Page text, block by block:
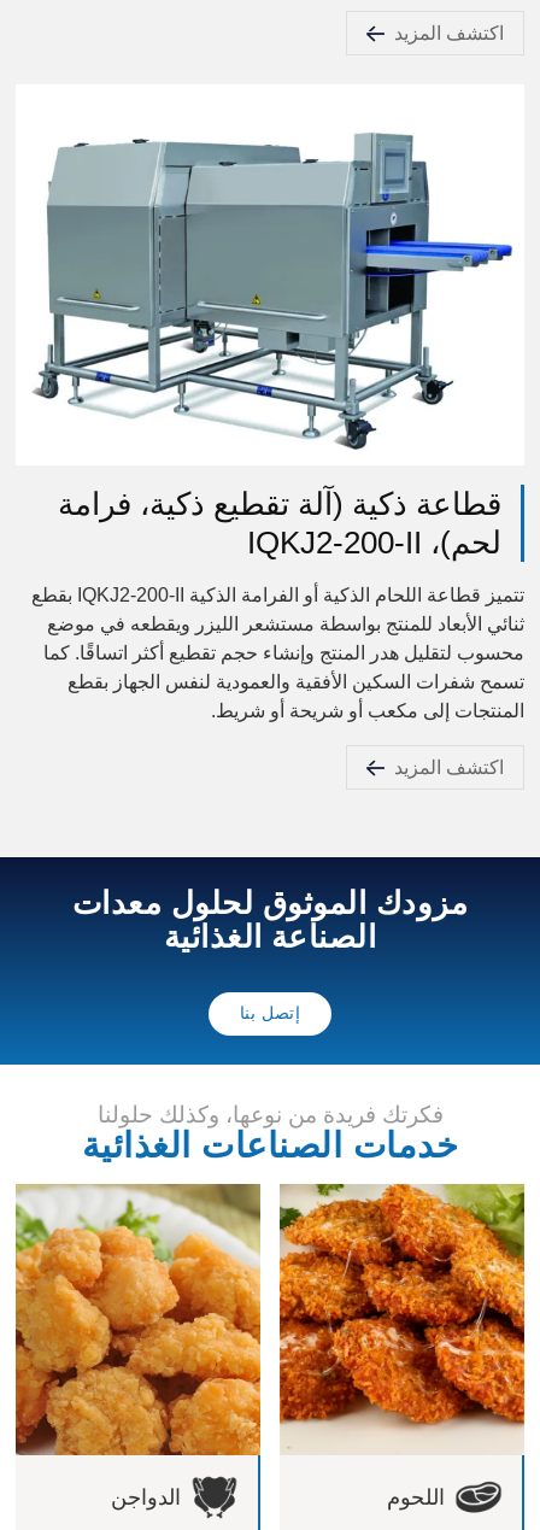
اكتشف المزيد
قطاعة ذكية (آلة تقطيع ذكية، فرامة
لحم)، IQKJ2-200-II
تتميز قطاعة اللحام الذكية أو الفرامة الذكية IQKJ2-200-II بقطع
ثنائي الأبعاد للمنتج بواسطة مستشعر الليزر ويقطعه في موضع
محسوب لتقليل هدر المنتج وإنشاء حجم تقطيع أكثر اتساقًا. كما
تسمح شفرات السكين الأفقية والعمودية لنفس الجهاز بقطع
المنتجات إلى مكعب أو شريحة أو شريط.
اكتشف المزيد
مزودك الموثوق لحلول معدات
الصناعة الغذائية
إتصل بنا
فكرتك فريدة من نوعها، وكذلك حلولنا
خدمات الصناعات الغذائية
اللحوم الدواجن